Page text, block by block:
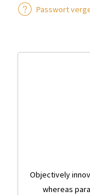
Passwort
Objectively
whereas